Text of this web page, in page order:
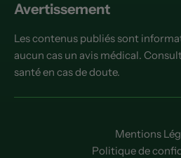
Avertissement
Les contenus publiés sont
aucun cas un avis médical.
santé en cas de doute.
Mentions
Politique de